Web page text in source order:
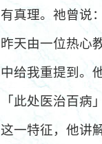
有真理。祂曾说
昨天由一位热心
中给我重提到。
「此处医治百
这一特征，他讲